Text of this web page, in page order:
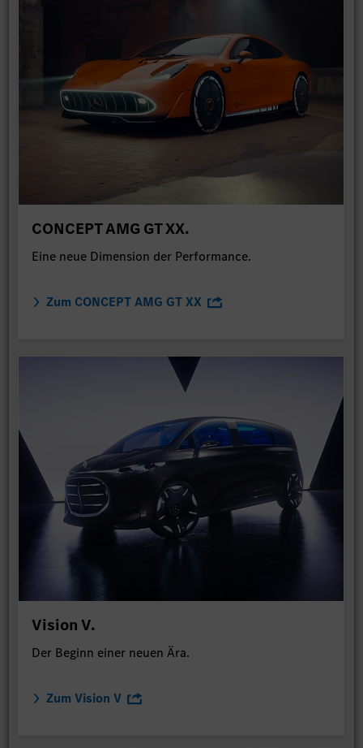
CONCEPT AMG GT XX.
Eine neue Dimension der Performance.
Zum CONCEPT AMG GT XX
Vision V.
Der Beginn einer neuen Ära.
Zum Vision V